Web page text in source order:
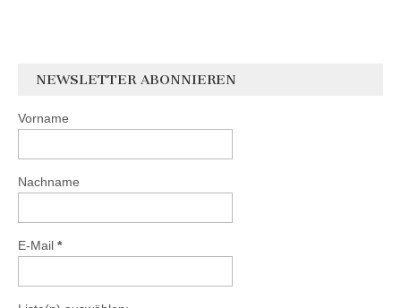
NEWSLETTER ABONNIEREN
Vorname
Nachname
E-Mail *